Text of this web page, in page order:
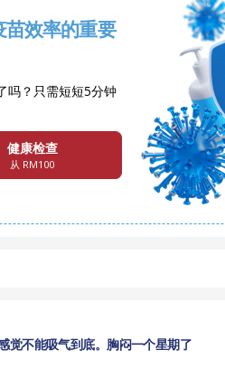
效率的重要
吗？只需短短5分钟
健康检查
从 RM100
觉不能吸气到底。胸闷一个星期了